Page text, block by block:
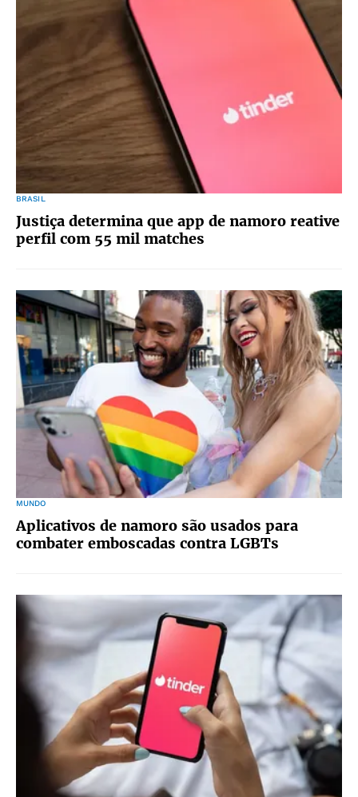
BRASIL
Justiça determina que app de namoro reative
perfil com 55 mil matches
MUNDO
Aplicativos de namoro são usados para
combater emboscadas contra LGBTs